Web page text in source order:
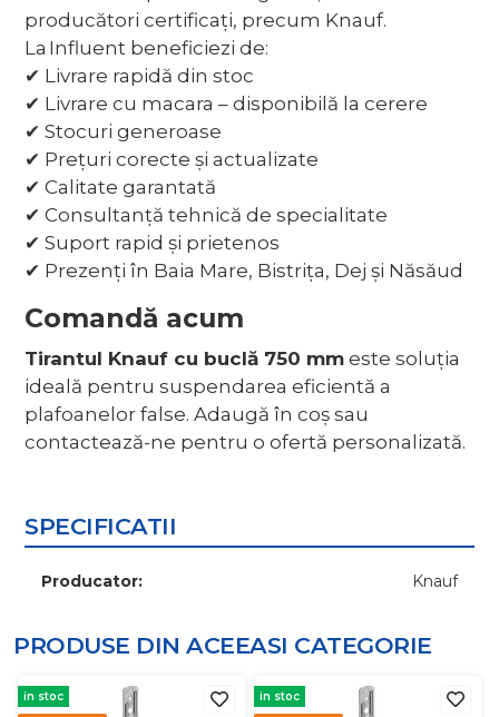
producători certificați, precum Knauf.
La Influent beneficiezi de:
✔ Livrare rapidă din stoc
✔ Livrare cu macara – disponibilă la cerere
✔ Stocuri generoase
✔ Prețuri corecte și actualizate
✔ Calitate garantată
✔ Consultanță tehnică de specialitate
✔ Suport rapid și prietenos
✔ Prezenți în Baia Mare, Bistrița, Dej și Năsăud
Comandă acum
Tirantul Knauf cu buclă 750 mm este soluția
ideală pentru suspendarea eficientă a
plafoanelor false. Adaugă în coș sau
contactează-ne pentru o ofertă personalizată.
SPECIFICATII
Producator: Knauf
PRODUSE DIN ACEEASI CATEGORIE
in stoc in stoc